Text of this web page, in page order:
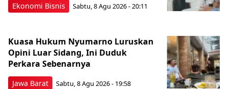
Ekonomi Bisnis Sabtu, 8 Agu 2026 - 20:11
Jawa Barat
Kuasa Hukum Nyumarno Luruskan
Opini Luar Sidang, Ini Duduk
Perkara Sebenarnya ​
Sabtu, 8 Agu 2026 - 19:58